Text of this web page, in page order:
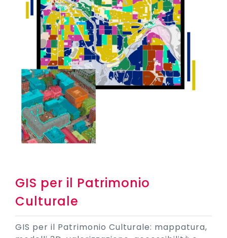
GIS per il Patrimonio
Culturale
GIS per il Patrimonio Culturale: mappatura,